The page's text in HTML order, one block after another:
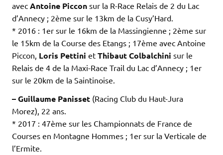
avec Antoine Piccon sur la R-Race Relais de 2 du Lac
d’Annecy ; 2ème sur le 13km de la Cusy’Hard.
* 2016 : 1er sur le 16km de la Massingienne ; 2ème sur
le 15km de la Course des Etangs ; 17ème avec Antoine
Piccon, Loris Pettini et Thibaut Colbalchini sur le
Relais de 4 de la Maxi-Race Trail du Lac d’Annecy ; 1er
sur le 20km de la Saintinoise.
– Guillaume Panisset (Racing Club du Haut-Jura
Morez), 22 ans.
* 2017 : 47ème sur les Championnats de France de
Courses en Montagne Hommes ; 1er sur la Verticale de
l’Ermite.